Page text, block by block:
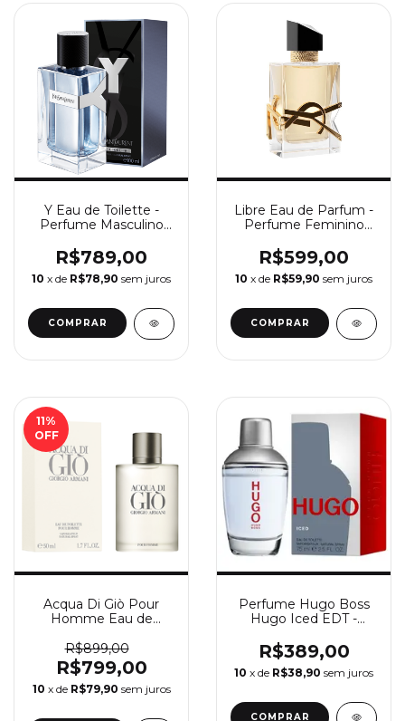
Y Eau de Toilette -
Perfume Masculino
R$789,00
10 x de R$78,90 sem juros
COMPRAR
Libre Eau de Parfum -
Perfume Feminino
R$599,00
10 x de R$59,90 sem juros
COMPRAR
11%
OFF
Acqua Di Giò Pour
Homme Eau de
Masculino Giorgio
Armani
R$899,00
R$799,00
10 x de R$79,90 sem juros
Perfume Hugo Boss
Hugo Iced EDT -
R$389,00
10 x de R$38,90 sem juros